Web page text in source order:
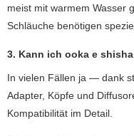
meist mit warmem Wasser
Schläuche benötigen
3. Kann ich ooka e shisha
In vielen Fällen ja — dank
Adapter, Köpfe und
Kompatibilität im Detail.